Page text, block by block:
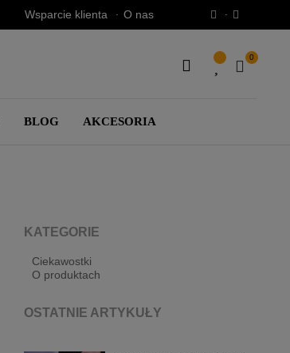
Wsparcie klienta O nas
0
BLOG AKCESORIA
KATEGORIE
Ciekawostki
O produktach
OSTATNIE ARTYKUŁY